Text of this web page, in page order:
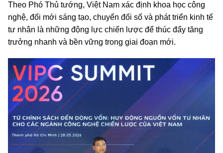
Theo Phó Thủ tướng, Việt Nam xác định khoa học công
nghệ, đổi mới sáng tạo, chuyển đổi số và phát triển kinh tế
tư nhân là những động lực chiến lược để thúc đẩy tăng
trưởng nhanh và bền vững trong giai đoạn mới.